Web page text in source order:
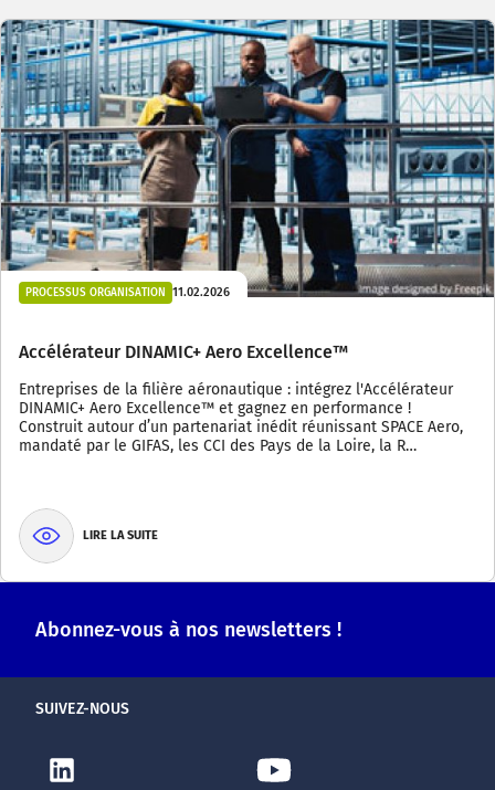
PROCESSUS ORGANISATION 11.02.2026
Accélérateur DINAMIC+ Aero Excellence™
Entreprises de la filière aéronautique : intégrez l'Accélérateur
DINAMIC+ Aero Excellence™ et gagnez en performance !
Construit autour d’un partenariat inédit réunissant SPACE Aero,
mandaté par le GIFAS, les CCI des Pays de la Loire, la R…
LIRE LA SUITE
Abonnez-vous à nos newsletters !
SUIVEZ-NOUS